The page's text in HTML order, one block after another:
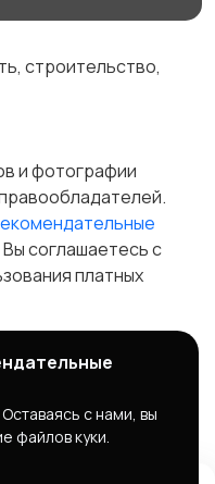
строительство,
и фотографии
Вы соглашаетесь c
платных
сервиса
Пользовательское
услуги
программа
с нами, вы
файлов куки.